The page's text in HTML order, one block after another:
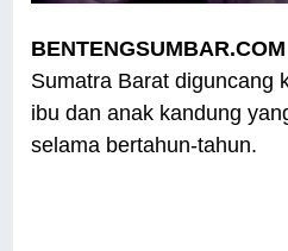
BENTENGSUMBAR.COM
Sumatra Barat diguncang
ibu dan anak kandung
selama bertahun-tahun.